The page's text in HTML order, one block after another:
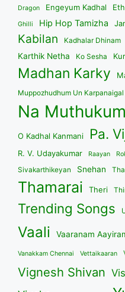
Dragon Engeyum Kadhal
Ghilli Hip Hop Tamizha
Kabilan Kadhalar Dhinam
Karthik Netha Ko Sesha
Madhan Karky
Muppozhudhum Un Karpanaigal
Na
O Kadhal Kanmani Pa.
R. V. Udayakumar Raayan
Sivakarthikeyan
Snehan
Thamarai Theri
Trending Songs
Vaali Vaaranam
Vanakkam Chennai Vettaikaaran
Vignesh Shivan